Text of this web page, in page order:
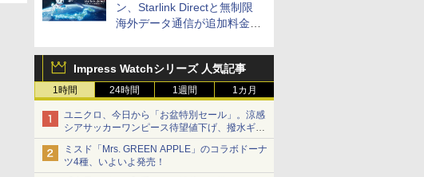
ン、Starlink Directと無制限
海外データ通信が追加料金な
Impress Watchシリーズ 人気記事
1時間 24時間 1週間 1カ月
ユニクロ、今日から「お盆特別セール」。涼感
シアサッカーワンピース待望値下げ、撥水ギア
ショーツは1990円に
ミスド「Mrs. GREEN APPLE」のコラボドーナ
ツ4種、いよいよ発売！